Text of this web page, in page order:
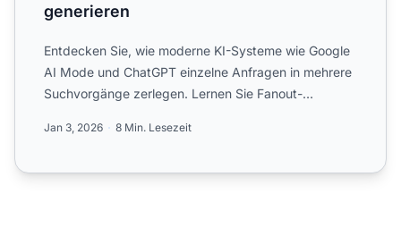
generieren
Entdecken Sie, wie moderne KI-Systeme wie Google
AI Mode und ChatGPT einzelne Anfragen in mehrere
Suchvorgänge zerlegen. Lernen Sie Fanout-
Jan 3, 2026 8 Min. Lesezeit